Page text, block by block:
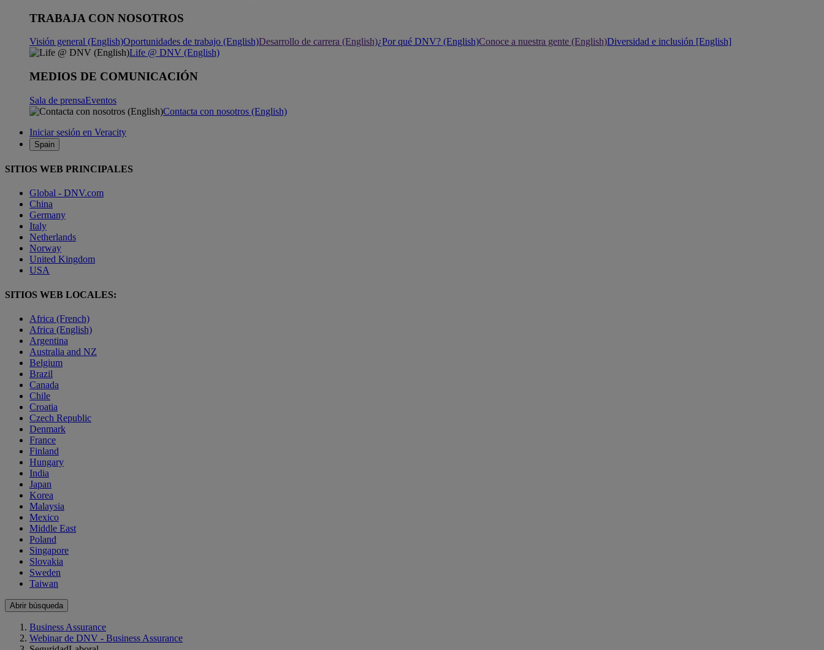
TRABAJA CON NOSOTROS
Visión general (English)Oportunidades de trabajo (English)Desarrollo de carrera (English)¿Por qué DNV? (English)Conoce a nuestra gente (English)Diversidad e inclusión [English]
Life @ DNV (English)
MEDIOS DE COMUNICACIÓN
Sala de prensaEventos
Contacta con nosotros (English)
Iniciar sesión en Veracity
Spain
SITIOS WEB PRINCIPALES
Global - DNV.com
China
Germany
Italy
Netherlands
Norway
United Kingdom
USA
SITIOS WEB LOCALES:
Africa (French)
Africa (English)
Argentina
Australia and NZ
Belgium
Brazil
Canada
Chile
Croatia
Czech Republic
Denmark
France
Finland
Hungary
India
Japan
Korea
Malaysia
Mexico
Middle East
Poland
Singapore
Slovakia
Sweden
Taiwan
Abrir búsqueda
Business Assurance
Webinar de DNV - Business Assurance